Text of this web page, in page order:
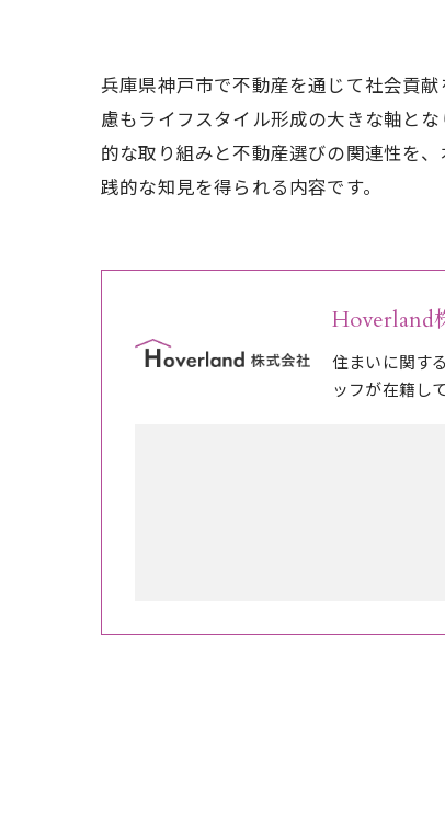
兵庫県神戸市で不動産を通じて社会貢
慮もライフスタイル形成の大きな軸と
的な取り組みと不動産選びの関連性を
践的な知見を得られる内容です。
Hoverland
住まいに関す
ッフが在籍し